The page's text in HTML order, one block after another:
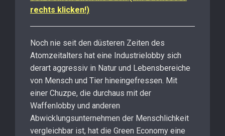
rechts klicken!)
Noch nie seit den düsteren Zeiten des
Atomzeitalters hat eine Industrielobby sich
derart aggressiv in Natur und Lebensbereiche
von Mensch und Tier hineingefressen. Mit
einer Chuzpe, die durchaus mit der
Waffenlobby und anderen
Abwicklungsunternehmen der Menschlichkeit
vergleichbar ist, hat die Green Economy eine